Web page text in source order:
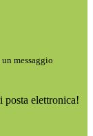
messaggio
posta elettronica!